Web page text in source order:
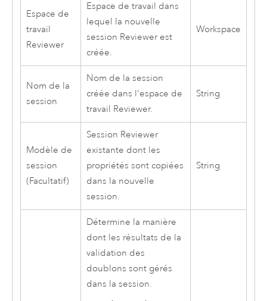
Espace de
travail
Reviewer
Espace de travail dans
lequel la nouvelle
session Reviewer est
créée.
Workspace
Nom de la
session
Nom de la session
créée dans l'espace de
travail Reviewer.
String
Modèle de
session
(Facultatif)
Session Reviewer
existante dont les
propriétés sont copiées
dans la nouvelle
session.
String
Détermine la manière
dont les résultats de la
validation des
doublons sont gérés
dans la session.